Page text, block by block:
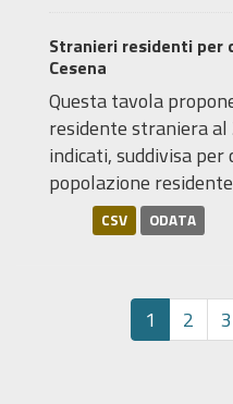
Stranieri residenti per
Cesena
Questa tavola
residente straniera
indicati, suddivisa per
popolazione
CSV ODATA
1 2 3